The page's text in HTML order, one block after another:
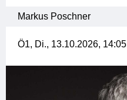
Markus Poschner
Ö1, Di., 13.10.2026, 14:05